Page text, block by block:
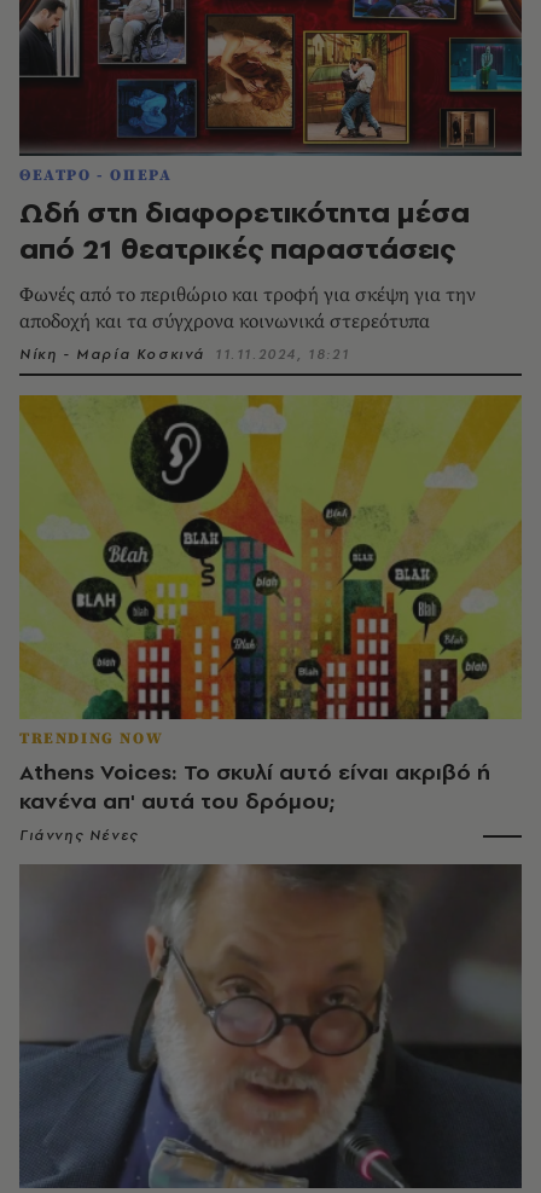
TRENDING NOW
Athens Voices: Το σκυλί αυτό είναι ακριβό ή
κανένα απ' αυτά του δρόμου;
Γιάννης Νένες
ΘΕΑΤΡΟ - ΟΠΕΡΑ
Ωδή στη διαφορετικότητα μέσα
από 21 θεατρικές παραστάσεις
Φωνές από το περιθώριο και τροφή για σκέψη για την
αποδοχή και τα σύγχρονα κοινωνικά στερεότυπα
Νίκη - Μαρία Κοσκινά 11.11.2024, 18:21